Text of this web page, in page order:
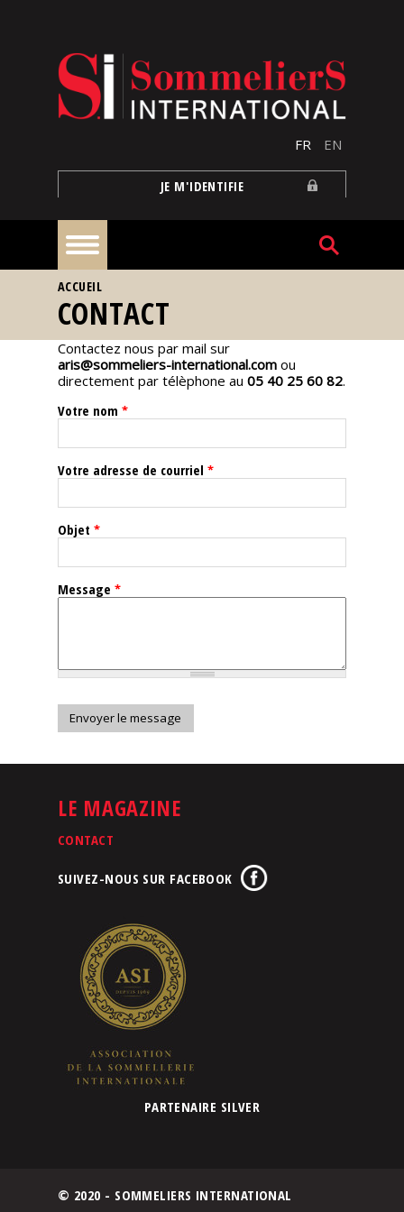
FR EN
JE M'IDENTIFIE
À
la
une
Reportages
événements
Spiritueux
de
dégustation
magazine
Télécharger
Revue
VOUS ÊTES ICI
ACCUEIL
CONTACT
Contactez nous par mail sur
aris@sommeliers-international.com ou
directement par télèphone au 05 40 25 60 82.
Votre nom *
Votre adresse de courriel *
Objet *
Message *
LE MAGAZINE
CONTACT
SUIVEZ-NOUS SUR FACEBOOK
PARTENAIRE SILVER
© 2020 - SOMMELIERS INTERNATIONAL